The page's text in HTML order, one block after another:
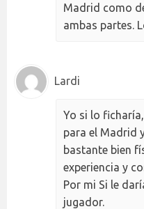
Madrid como
ambas partes.
Lardi
Yo si lo
para el Madrid
bastante bien
experiencia y
Por mi Si le
jugador.